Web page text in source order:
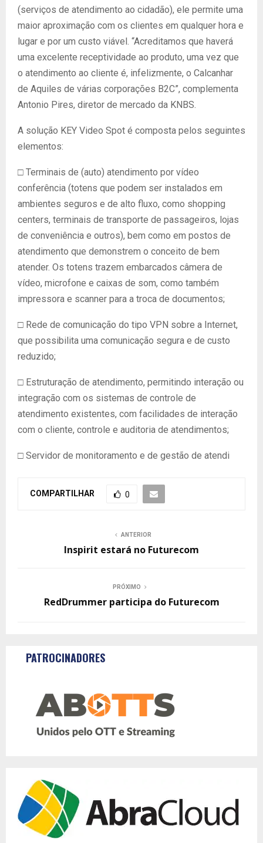
(serviços de atendimento ao cidadão), ele permite uma
maior aproximação com os clientes em qualquer hora e
lugar e por um custo viável. “Acreditamos que haverá
uma excelente receptividade ao produto, uma vez que
o atendimento ao cliente é, infelizmente, o Calcanhar
de Aquiles de várias corporações B2C”, complementa
Antonio Pires, diretor de mercado da KNBS.
A solução KEY Video Spot é composta pelos seguintes
elementos:
□ Terminais de (auto) atendimento por vídeo
conferência (totens que podem ser instalados em
ambientes seguros e de alto fluxo, como shopping
centers, terminais de transporte de passageiros, lojas
de conveniência e outros), bem como em postos de
atendimento que demonstrem o conceito de bem
atender. Os totens trazem embarcados câmera de
vídeo, microfone e caixas de som, como também
impressora e scanner para a troca de documentos;
□ Rede de comunicação do tipo VPN sobre a Internet,
que possibilita uma comunicação segura e de custo
reduzido;
□ Estruturação de atendimento, permitindo interação ou
integração com os sistemas de controle de
atendimento existentes, com facilidades de interação
com o cliente, controle e auditoria de atendimentos;
□ Servidor de monitoramento e de gestão de atendi
COMPARTILHAR 0
ANTERIOR
Inspirit estará no Futurecom
PRÓXIMO
RedDrummer participa do Futurecom
PATROCINADORES